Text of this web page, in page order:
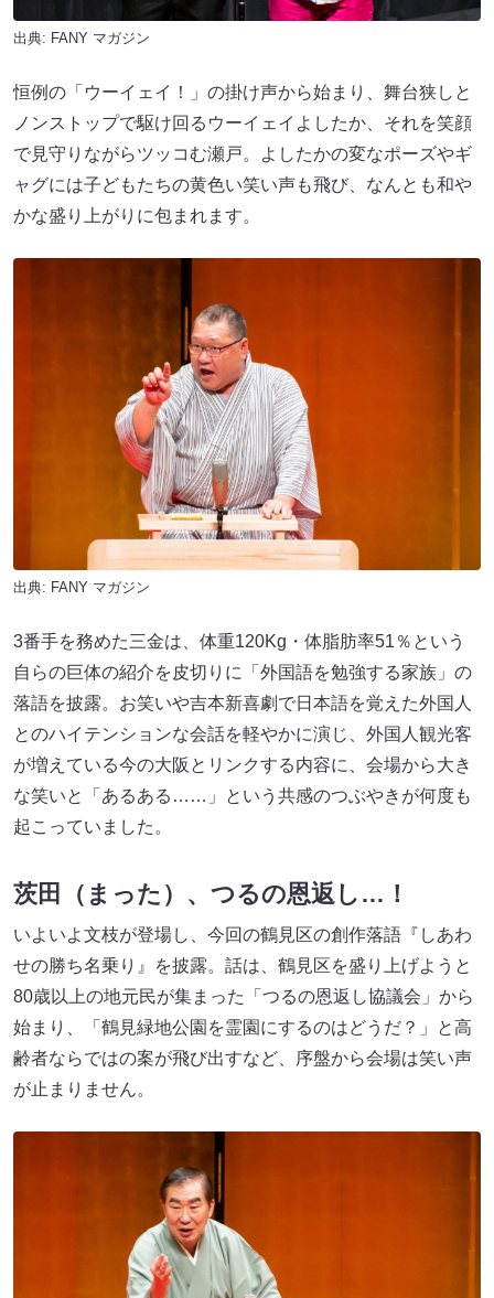
出典: FANY マガジン
恒例の「ウーイェイ！」の掛け声から始まり、舞台狭しと
ノンストップで駆け回るウーイェイよしたか、それを笑顔
で見守りながらツッコむ瀬戸。よしたかの変なポーズやギ
ャグには子どもたちの黄色い笑い声も飛び、なんとも和や
かな盛り上がりに包まれます。
出典: FANY マガジン
3番手を務めた三金は、体重120Kg・体脂肪率51％という
自らの巨体の紹介を皮切りに「外国語を勉強する家族」の
落語を披露。お笑いや吉本新喜劇で日本語を覚えた外国人
とのハイテンションな会話を軽やかに演じ、外国人観光客
が増えている今の大阪とリンクする内容に、会場から大き
な笑いと「あるある……」という共感のつぶやきが何度も
起こっていました。
茨田（まった）、つるの恩返し…！
いよいよ文枝が登場し、今回の鶴見区の創作落語『しあわ
せの勝ち名乗り』を披露。話は、鶴見区を盛り上げようと
80歳以上の地元民が集まった「つるの恩返し協議会」から
始まり、「鶴見緑地公園を霊園にするのはどうだ？」と高
齢者ならではの案が飛び出すなど、序盤から会場は笑い声
が止まりません。